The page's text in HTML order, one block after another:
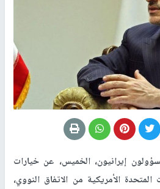
إيرانيون، الخميس، عن خيارات
الأمريكية من الاتفاق النووي،